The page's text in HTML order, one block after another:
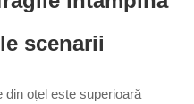
scenarii
din oțel este superioară